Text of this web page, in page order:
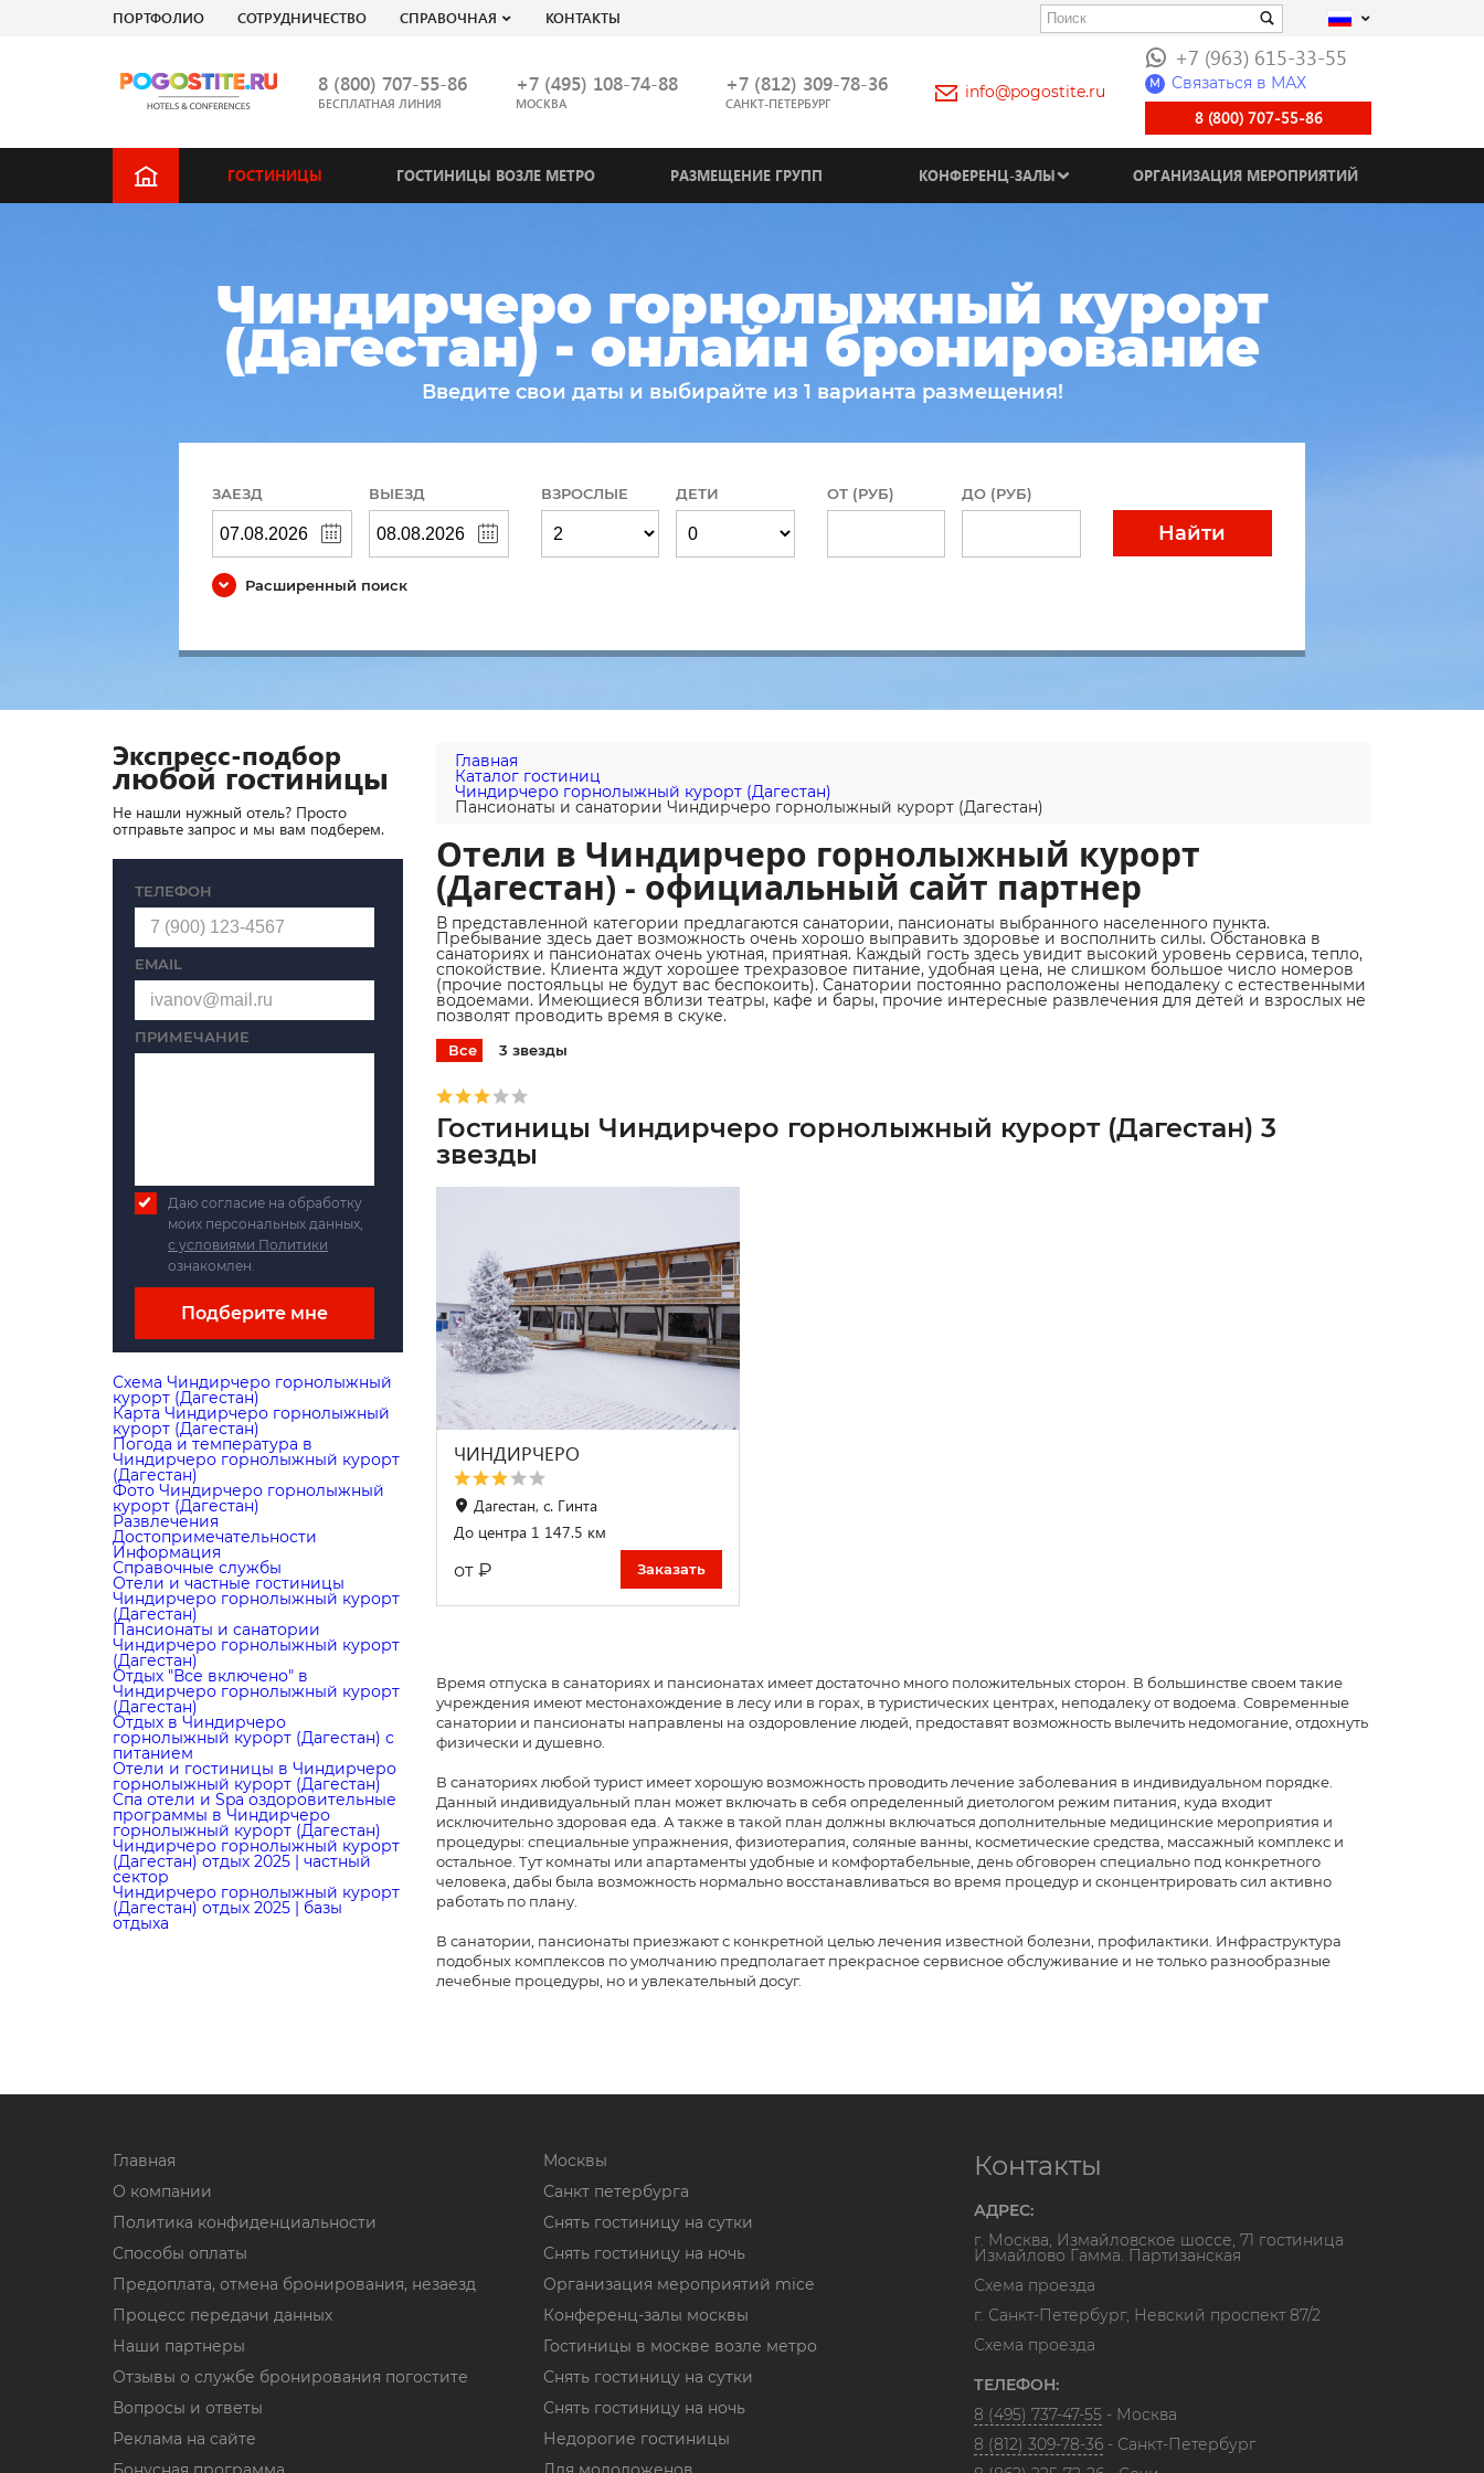
ПОРТФОЛИО СОТРУДНИЧЕСТВО СПРАВОЧНАЯ КОНТАКТЫ
8 (800) 707-55-86
БЕСПЛАТНАЯ ЛИНИЯ
+7 (495) 108-74-88
МОСКВА
+7 (812) 309-78-36
САНКТ-ПЕТЕРБУРГ
info@pogostite.ru
+7 (963) 615-33-55
M Связаться в МАХ
8 (800) 707-55-86
ГОСТИНИЦЫ ГОСТИНИЦЫ ВОЗЛЕ МЕТРО РАЗМЕЩЕНИЕ ГРУПП КОНФЕРЕНЦ-ЗАЛЫ ОРГАНИЗАЦИЯ МЕРОПРИЯТИЙ
Чиндирчеро горнолыжный курорт
(Дагестан) - онлайн бронирование
Введите свои даты и выбирайте из 1 варианта размещения!
ЗАЕЗД ВЫЕЗД ВЗРОСЛЫЕ ДЕТИ ОТ (РУБ) ДО (РУБ)
Найти
Расширенный поиск
Главная
Каталог гостиниц
Чиндирчеро горнолыжный курорт (Дагестан)
Пансионаты и санатории Чиндирчеро горнолыжный курорт (Дагестан)
Отели в Чиндирчеро горнолыжный курорт
(Дагестан) - официальный сайт партнер
В представленной категории предлагаются санатории, пансионаты выбранного населенного пункта.
Пребывание здесь дает возможность очень хорошо выправить здоровье и восполнить силы. Обстановка в
санаториях и пансионатах очень уютная, приятная. Каждый гость здесь увидит высокий уровень сервиса, тепло,
спокойствие. Клиента ждут хорошее трехразовое питание, удобная цена, не слишком большое число номеров
(прочие постояльцы не будут вас беспокоить). Санатории постоянно расположены неподалеку с естественными
водоемами. Имеющиеся вблизи театры, кафе и бары, прочие интересные развлечения для детей и взрослых не
позволят проводить время в скуке.
Все 3 звезды
Гостиницы Чиндирчеро горнолыжный курорт (Дагестан) 3
звезды
ЧИНДИРЧЕРО
Дагестан, с. Гинта
До центра 1 147.5 км
от ₽ Заказать
Время отпуска в санаториях и пансионатах имеет достаточно много положительных сторон. В большинстве своем такие
учреждения имеют местонахождение в лесу или в горах, в туристических центрах, неподалеку от водоема. Современные
санатории и пансионаты направлены на оздоровление людей, предоставят возможность вылечить недомогание, отдохнуть
физически и душевно.
В санаториях любой турист имеет хорошую возможность проводить лечение заболевания в индивидуальном порядке.
Данный индивидуальный план может включать в себя определенный диетологом режим питания, куда входит
исключительно здоровая еда. А также в такой план должны включаться дополнительные медицинские мероприятия и
процедуры: специальные упражнения, физиотерапия, соляные ванны, косметические средства, массажный комплекс и
остальное. Тут комнаты или апартаменты удобные и комфортабельные, день обговорен специально под конкретного
человека, дабы была возможность нормально восстанавливаться во время процедур и сконцентрировать сил активно
работать по плану.
В санатории, пансионаты приезжают с конкретной целью лечения известной болезни, профилактики. Инфраструктура
подобных комплексов по умолчанию предполагает прекрасное сервисное обслуживание и не только разнообразные
лечебные процедуры, но и увлекательный досуг.
Экспресс-подбор
любой гостиницы
Не нашли нужный отель? Просто
отправьте запрос и мы вам подберем.
ТЕЛЕФОН
EMAIL
ПРИМЕЧАНИЕ
Даю согласие на обработку
моих персональных данных,
с условиями Политики
ознакомлен.
Подберите мне
Схема Чиндирчеро горнолыжный
курорт (Дагестан)
Карта Чиндирчеро горнолыжный
курорт (Дагестан)
Погода и температура в
Чиндирчеро горнолыжный курорт
(Дагестан)
Фото Чиндирчеро горнолыжный
курорт (Дагестан)
Развлечения
Достопримечательности
Информация
Справочные службы
Отели и частные гостиницы
Чиндирчеро горнолыжный курорт
(Дагестан)
Пансионаты и санатории
Чиндирчеро горнолыжный курорт
(Дагестан)
Отдых "Все включено" в
Чиндирчеро горнолыжный курорт
(Дагестан)
Отдых в Чиндирчеро
горнолыжный курорт (Дагестан) с
питанием
Отели и гостиницы в Чиндирчеро
горнолыжный курорт (Дагестан)
Cпа отели и Spa оздоровительные
программы в Чиндирчеро
горнолыжный курорт (Дагестан)
Чиндирчеро горнолыжный курорт
(Дагестан) отдых 2025 | частный
сектор
Чиндирчеро горнолыжный курорт
(Дагестан) отдых 2025 | базы
отдыха
Главная
О компании
Политика конфиденциальности
Способы оплаты
Предоплата, отмена бронирования, незаезд
Процесс передачи данных
Наши партнеры
Отзывы о службе бронирования погостите
Вопросы и ответы
Реклама на сайте
Москвы
Санкт петербурга
Снять гостиницу на сутки
Снять гостиницу на ночь
Организация мероприятий mice
Конференц-залы москвы
Гостиницы в москве возле метро
Снять гостиницу на сутки
Снять гостиницу на ночь
Недорогие гостиницы
Контакты
АДРЕС:
г. Москва, Измайловское шоссе, 71 гостиница
Измайлово Гамма. Партизанская
Схема проезда
г. Санкт-Петербург, Невский проспект 87/2
Схема проезда
ТЕЛЕФОН:
8 (495) 737-47-55 - Москва
8 (812) 309-78-36 - Санкт-Петербург